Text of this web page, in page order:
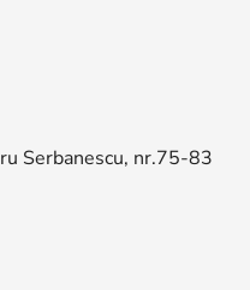
Serbanescu, nr.75-83